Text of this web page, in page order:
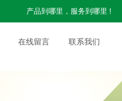
产品到哪里，服务到哪里 !
在线留言 联系我们